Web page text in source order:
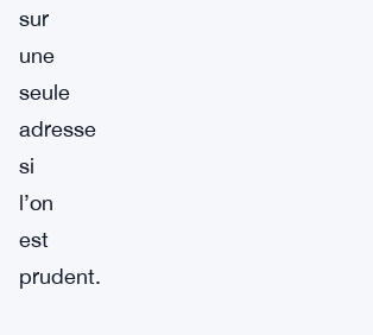
sur
une
seule
adresse
si
l’on
est
prudent.